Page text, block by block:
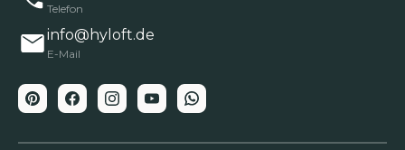
Telefon
info@hyloft.de
E-Mail